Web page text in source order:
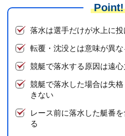
Point!
落水は選手だけが水上に
転覆・沈没とは意味が異な
競艇で落水する原因は遠
競艇で落水した場合は失
きない
レース前に落水した艇番
る